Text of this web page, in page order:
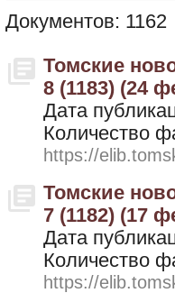
Документов: 1162
Томские
8 (1183) (24
Дата
Количество
https://
Томские
7 (1182) (17
Дата
Количество
https://